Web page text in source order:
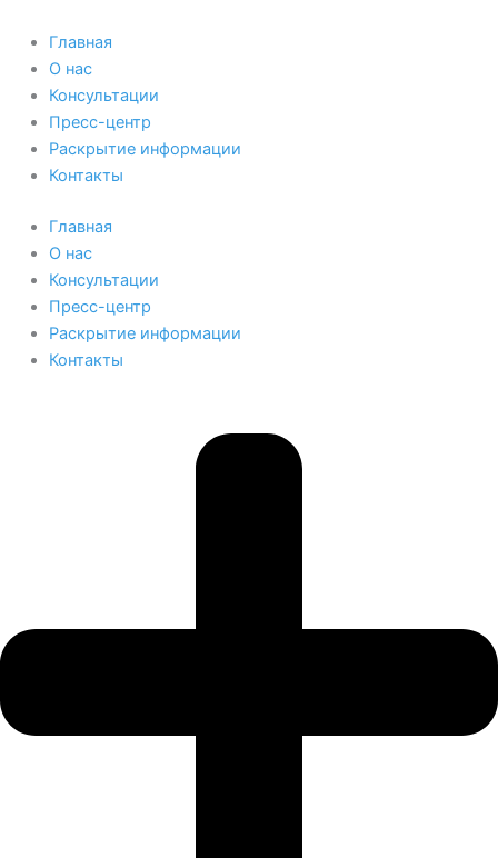
Главная
О нас
Консультации
Пресс-центр
Раскрытие информации
Контакты
Главная
О нас
Консультации
Пресс-центр
Раскрытие информации
Контакты